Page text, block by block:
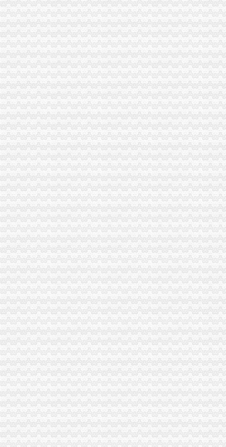
【2009年各科所2月份目标工作计划】-聘网
海棠溪正街房价怎么样？重庆海棠溪正街房源|户型图|小区车位|交通地
【重庆四度文化媒有限公司】重庆四度文化媒有限公司电话,重庆
重庆市南岸区海棠溪企业咨询服务有限公司_【信用信息_诉讼信息_财
【重庆海棠溪财务管理招聘网_财务管理招聘信息】-重庆智联招聘
重庆南岸海棠溪财务经理招聘网_重庆南岸海棠溪财务经理人才网_重庆
【海棠溪工商财税_海棠溪工商年检_海棠溪工商代办】-58到家
【重庆南岸海棠溪财务/审计/税务招聘网|2017年重庆南岸海棠溪财务/审
【重庆海棠溪代理记帐公司|会计代理记账价格|代理记账收费】-重庆赶
【重庆海棠溪会计师招聘网_会计师招聘信息】-重庆智联招聘
重庆市南岸区海棠溪企业咨询服务有限公司
【海棠溪企业管理咨询|海棠溪管理咨询公司】-今题海棠溪企业管理咨
海棠溪公司注册_海棠溪注册公司_海棠溪代办注册公司_海棠溪代理公
重庆海棠溪附近出纳招聘|重庆海棠溪附近出纳职位信息汇总|重庆出纳
重庆南岸海棠溪企业财税培训,重庆南岸海棠溪财税培训,重庆南岸海
【重庆海棠溪审计代理|代办审计】-重庆赶集网
重庆南岸海棠溪财务/总账主管求职网_重庆南岸海棠溪财务/总账主管简
【重庆海棠溪工商注册|工商注册代理|工商注册代办】-重庆赶集网
【重庆海棠溪财务经理招聘网_财务经理招聘信息】-重庆智联招聘
专业高效重庆公司注册一般纳税人申请代理记账重庆工商年检今题网
重庆新地房屋拆迁有限公司海棠溪分公司_【电话地址_招聘信息_注册
重庆南岸海棠溪财务软件培训,重庆南岸海棠溪财务软件培训班,重庆
重庆重客隆超市连锁有限责任公司海棠溪连锁店_【信用信息_诉讼信息
在重庆成立一个公司办理工商营业执照需要什么手续重庆工商年检今
【海棠溪财务软件培训课程_海棠溪财务软件培训班】-重庆培训网
【重庆海棠溪理财服务招聘网_理财服务招聘信息】-重庆智联招聘
【海棠溪财务培训课程_海棠溪财务培训班】-重庆培训网
会计_重庆和泓物业服务有限公司招聘信息—中华英才网
重庆市南岸区土产日杂公司海棠溪门市部_【信用信息_诉讼信息_财务
重庆浦辉房地产开发有限公司
成都权威的公司转让公司在哪里_鱼嘴公司转让_成都果岭创业投资管理
华北高速：招商证券股份有限公司关于招商局公路网络科技控股股份有
海棠溪总务招聘|海棠溪总务职位信息汇总|总务重庆招聘分类-数字英
重庆海棠溪渠道拓展招聘（2017年）-职友集（让就业决策更聪明）
想要具有口碑的公司注销服务,就找果岭创投_海棠溪街道公司变更_
海棠溪正街房价怎么样？重庆海棠溪正街房源|户型图|小区车位|交通地
重庆南岸海棠溪销售招聘网_重庆南岸海棠溪销售人才网_重庆南岸海棠
重庆市迪马实业股份有限公司-搜狐滚动
板栗饼加盟板栗饼技术培训板栗饼-海棠溪代理/招商加盟|重庆酷易搜
【海棠体育实业公司】海棠体育实业公司电话,海棠体育实业公司地址
海棠溪街招商网-海棠溪街跨境招商投资促进中心
峡口镇王忠贵处不稳定斜坡抢险排危、海棠溪街道南坪东路530号不稳